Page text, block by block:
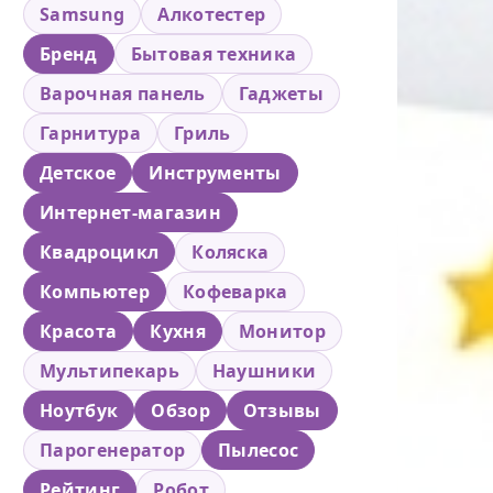
Samsung
Алкотестер
Бренд
Бытовая техника
Варочная панель
Гаджеты
Гарнитура
Гриль
Детское
Инструменты
Интернет-магазин
Квадроцикл
Коляска
Компьютер
Кофеварка
Красота
Кухня
Монитор
Мультипекарь
Наушники
Ноутбук
Обзор
Отзывы
Парогенератор
Пылесос